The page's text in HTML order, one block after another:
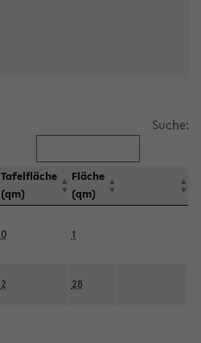
Suche:
Tafelfläche
(qm)
Fläche
(qm)
0 1
2 28